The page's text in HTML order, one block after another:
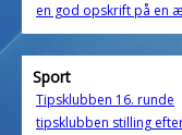
en god opskrift på en
Sport
Tipsklubben 16. runde
tipsklubben stilling